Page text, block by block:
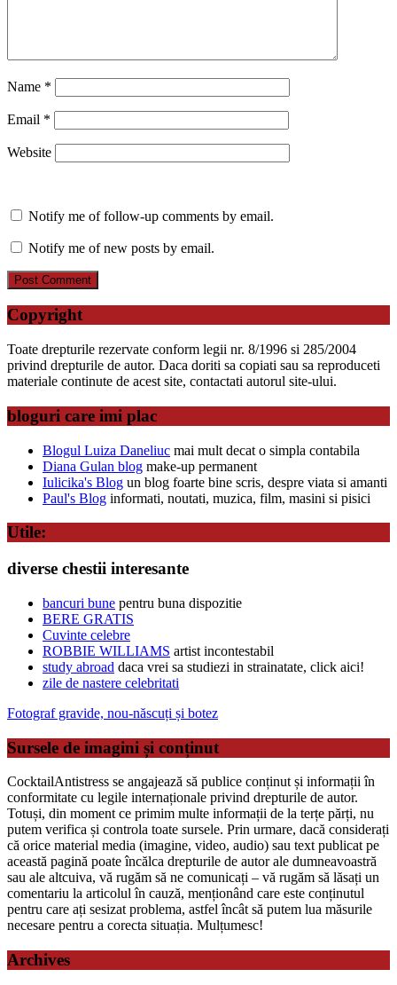
Name *
Email *
Website
Notify me of follow-up comments by email.
Notify me of new posts by email.
Copyright
Toate drepturile rezervate conform legii nr. 8/1996 si 285/2004
privind drepturile de autor. Daca doriti sa copiati sau sa reproduceti
materiale continute de acest site, contactati autorul site-ului.
bloguri care imi plac
Blogul Luiza Daneliuc mai mult decat o simpla contabila
Diana Gulan blog make-up permanent
Iulicika's Blog un blog foarte bine scris, despre viata si amanti
Paul's Blog informati, noutati, muzica, film, masini si pisici
Utile:
diverse chestii interesante
bancuri bune pentru buna dispozitie
BERE GRATIS
Cuvinte celebre
ROBBIE WILLIAMS artist incontestabil
study abroad daca vrei sa studiezi in strainatate, click aici!
zile de nastere celebritati
Fotograf gravide, nou-născuți și botez
Sursele de imagini și conținut
CocktailAntistress se angajează să publice conținut și informații în
conformitate cu legile internaționale privind drepturile de autor.
Totuși, din moment ce primim multe informații de la terțe părți, nu
putem verifica și controla toate sursele. Prin urmare, dacă considerați
că orice material media (imagine, video, audio) sau text publicat pe
această pagină poate încălca drepturile de autor ale dumneavoastră
sau ale altcuiva, vă rugăm să ne comunicați – vă rugăm să lăsați un
comentariu la articolul în cauză, menționând care este conținutul
pentru care ați sesizat problema, astfel încât să putem lua măsurile
necesare pentru a corecta situația. Mulțumesc!
Archives